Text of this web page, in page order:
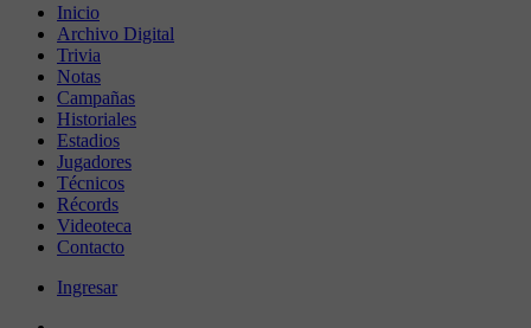
Inicio
Archivo Digital
Trivia
Notas
Campañas
Historiales
Estadios
Jugadores
Técnicos
Récords
Videoteca
Contacto
Ingresar